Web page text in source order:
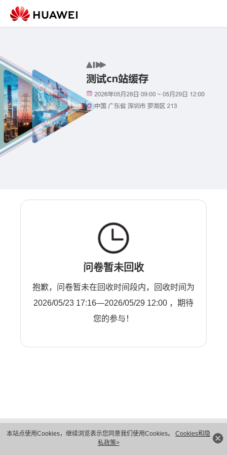
本站点使用Cookies，继续浏览表示您同意我们使用Cookies。 Cookies和隐
私政策>
问卷暂未回收
抱歉，问卷暂未在回收时间段内，回收时间为
2026/05/23 17:16—2026/05/29 12:00 ，期待
您的参与！
隐私保护
法律声明